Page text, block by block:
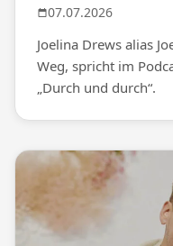
07.07.2026
Joelina Drews alias
Weg, spricht im
„Durch und durch“.